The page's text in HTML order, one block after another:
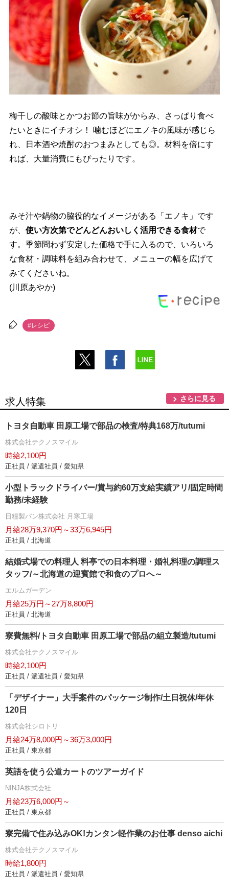
梅干しの酸味とかつお節の旨味がからみ、さっぱり食べ
たいときにイチオシ！ 噛むほどにエノキの風味が感じら
れ、日本酒や焼酎のおつまみとしても◎。材料を倍にす
れば、大量消費にもぴったりです。
みそ汁や鍋物の脇役的なイメージがある「エノキ」です
が、 使い方次第でどんどんおいしく活用できる食材で
す。季節問わず安定した価格で手に入るので、いろいろ
な食材・調味料を組み合わせて、メニューの幅を広げて
みてくださいね。
(川原あやか)
#レシピ
求人特集 さらに見る
トヨタ自動車 田原工場で部品の検査/特典168万/tutumi
株式会社テクノスマイル
時給2,100円
正社員 / 派遣社員 / 愛知県
小型トラックドライバー/賞与約60万支給実績アリ/固定時間
勤務/未経験
日糧製パン株式会社 月寒工場
月給28万9,370円～33万6,945円
正社員 / 北海道
結婚式場での料理人 料亭での日本料理・婚礼料理の調理ス
タッフ/～北海道の迎賓館で和食のプロへ～
エルムガーデン
月給25万円～27万8,800円
正社員 / 北海道
寮費無料/トヨタ自動車 田原工場で部品の組立製造/tutumi
株式会社テクノスマイル
時給2,100円
正社員 / 派遣社員 / 愛知県
「デザイナー」大手案件のパッケージ制作/土日祝休/年休
120日
株式会社シロトリ
月給24万8,000円～36万3,000円
正社員 / 東京都
英語を使う公道カートのツアーガイド
NINJA株式会社
月給23万6,000円～
正社員 / 東京都
寮完備で住み込みOK!カンタン軽作業のお仕事 denso aichi
株式会社テクノスマイル
時給1,800円
正社員 / 派遣社員 / 愛知県